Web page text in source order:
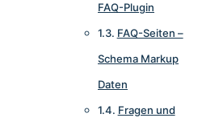
FAQ-Plugin
FAQ-Seiten –
Schema Markup
Daten
Fragen und